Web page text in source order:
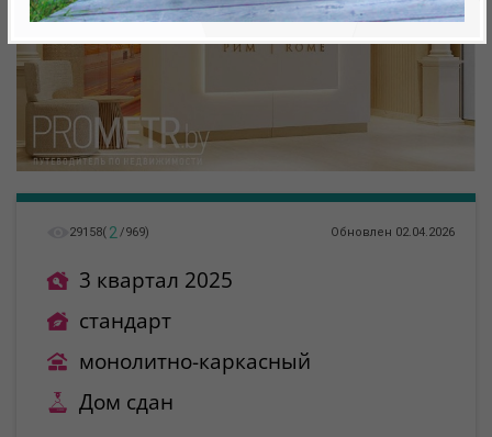
29158( 2 /969) Обновлен 02.04.2026
3 квартал 2025
стандарт
монолитно-каркасный
Дом сдан